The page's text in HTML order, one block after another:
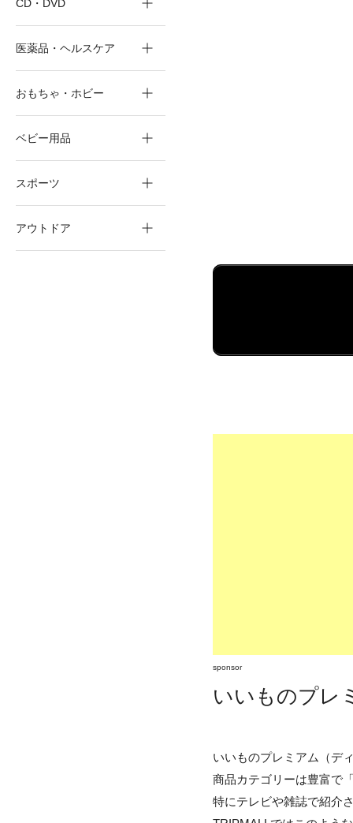
sponsor
いいものプレ
いいものプレミアム（デ
商品カテゴリーは豊富で
特にテレビや雑誌で紹介
CD・DVD
医薬品・ヘルスケア
おもちゃ・ホビー
ベビー用品
スポーツ
アウトドア